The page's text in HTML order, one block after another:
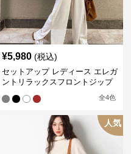
¥5,980 (税込)
セットアップ レディース エレガ
ントリラックスフロントジップ
アップ &スリーブパンツ オフホ
ワイトコットンニットアップ
全4色
人気